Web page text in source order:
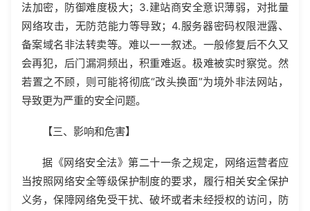
法加密，防御难度极大；3.建站商安全意识薄弱，对批量
网络攻击，无防范能力等导致；4.服务器密码权限泄露、
备案域名非法转卖等。难以一一叙述。一般修复后不久又
会再犯，后门漏洞频出，积重难返。极难被实时察觉。然
若置之不顾，则可能将彻底“改头换面”为境外非法网站，
导致更为严重的安全问题。
【三、影响和危害】
据《网络安全法》第二十一条之规定，网络运营者应
当按照网络安全等级保护制度的要求，履行相关安全保护
义务，保障网络免受干扰、破坏或者未经授权的访问，防